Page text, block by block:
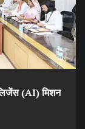
(AI) मिशन